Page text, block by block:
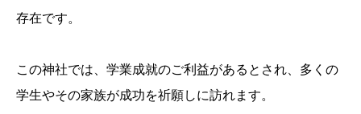
存在です。
この神社では、学業成就のご利益があるとされ、多くの
学生やその家族が成功を祈願しに訪れます。